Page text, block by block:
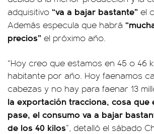
adquisitivo “va a bajar bastante” el
Además especula que habrá
precios” el próximo año.
“Hoy creo que estamos en 45 o 46
habitante por año. Hoy faenamos
cabezas y no hay para faenar 13
la exportación tracciona, cosa que
pase, el consumo va a bajar
de los 40 kilos”, detalló el sábado